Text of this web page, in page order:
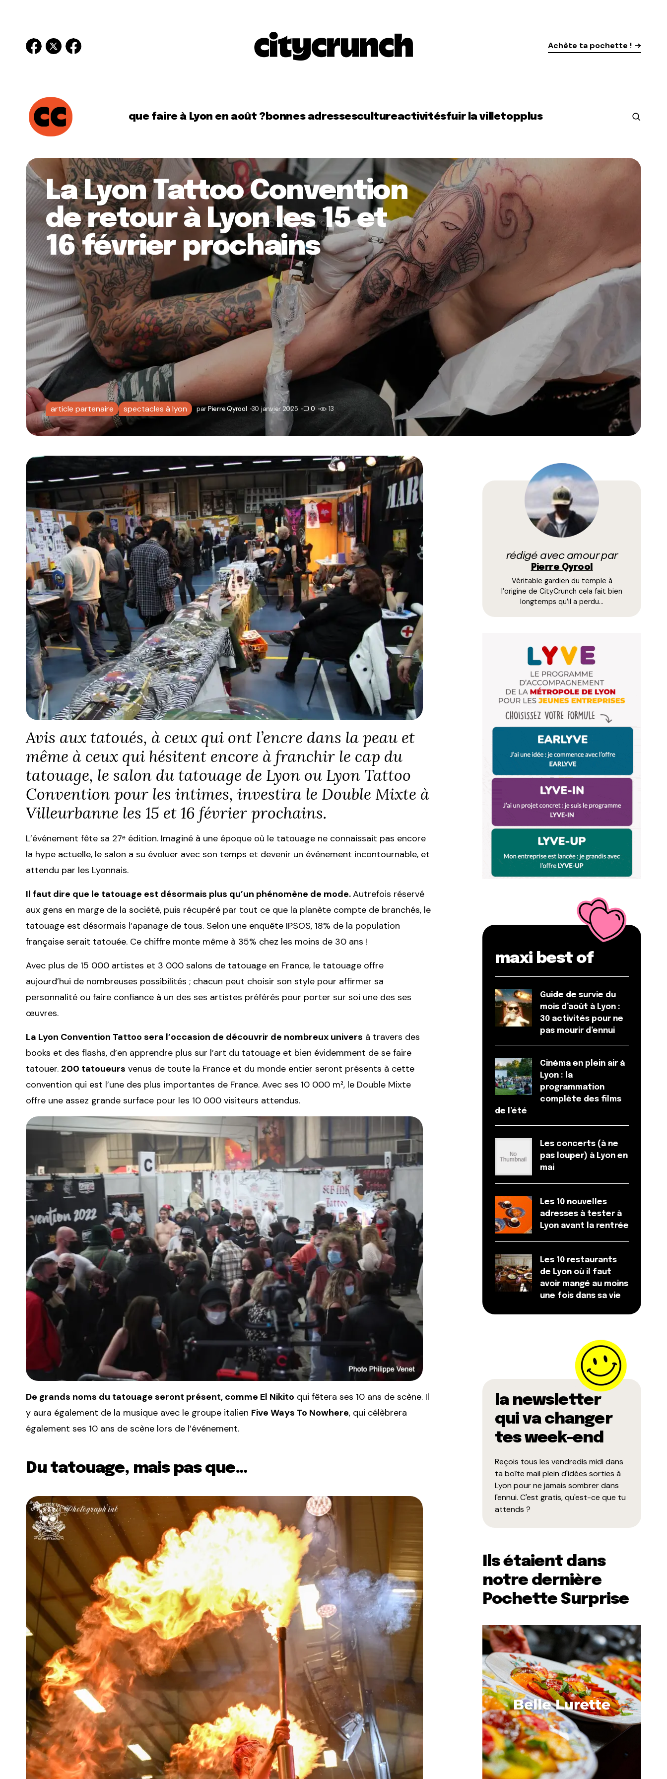
Achète ta pochette !
que faire à Lyon en août ?bonnes adressescultureactivitésfuir la villetopplus
La Lyon Tattoo Convention
de retour à Lyon les 15 et
16 février prochains
article partenaire spectacles à lyon parPierre Qyrool 30 janvier 2025 0 13
Avis aux tatoués, à ceux qui ont l’encre dans la peau et
même à ceux qui hésitent encore à franchir le cap du
tatouage, le salon du tatouage de Lyon ou Lyon Tattoo
Convention pour les intimes, investira le Double Mixte à
Villeurbanne les 15 et 16 février prochains.
L’événement fête sa 27ᵉ édition. Imaginé à une époque où le tatouage ne connaissait pas encore
la hype actuelle, le salon a su évoluer avec son temps et devenir un événement incontournable, et
attendu par les Lyonnais.
Il faut dire que le tatouage est désormais plus qu’un phénomène de mode.Autrefois réservé
aux gens en marge de la société, puis récupéré par tout ce que la planète compte de branchés, le
tatouage est désormais l’apanage de tous. Selon une enquête IPSOS, 18% de la population
française serait tatouée. Ce chiffre monte même à 35% chez les moins de 30 ans !
Avec plus de 15 000 artistes et 3 000 salons de tatouage en France, le tatouage offre
aujourd’hui de nombreuses possibilités ; chacun peut choisir son style pour affirmer sa
personnalité ou faire confiance à un des ses artistes préférés pour porter sur soi une des ses
œuvres.
La Lyon Convention Tattoo sera l’occasion de découvrir de nombreux univers à travers des
books et des flashs, d’en apprendre plus sur l’art du tatouage et bien évidemment de se faire
tatouer. 200 tatoueurs venus de toute la France et du monde entier seront présents à cette
convention qui est l’une des plus importantes de France. Avec ses 10 000 m², le Double Mixte
offre une assez grande surface pour les 10 000 visiteurs attendus.
De grands noms du tatouage seront présent, comme El Nikito qui fêtera ses 10 ans de scène. Il
y aura également de la musique avec le groupe italien Five Ways To Nowhere, qui célèbrera
également ses 10 ans de scène lors de l’événement.
Du tatouage, mais pas que…
rédigé avec amour par
Pierre Qyrool
Véritable gardien du temple à
l’origine de CityCrunch cela fait bien
longtemps qu’il a perdu…
maxi best of
Guide de survie du
mois d’août à Lyon :
30 activités pour ne
pas mourir d’ennui
Cinéma en plein air à
Lyon : la
programmation
complète des films
de l’été
Les concerts (à ne
pas louper) à Lyon en
mai
Les 10 nouvelles
adresses à tester à
Lyon avant la rentrée
Les 10 restaurants
de Lyon où il faut
avoir mangé au moins
une fois dans sa vie
la newsletter
qui va changer
tes week-end
Reçois tous les vendredis midi dans
ta boîte mail plein d'idées sorties à
Lyon pour ne jamais sombrer dans
l'ennui. C'est gratis, qu'est-ce que tu
attends ?
Ils étaient dans
notre dernière
Pochette Surprise